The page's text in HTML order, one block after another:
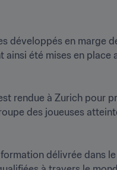
développés en marge
été mises en place
rendue à Zurich pour
des joueuses
délivrée dans